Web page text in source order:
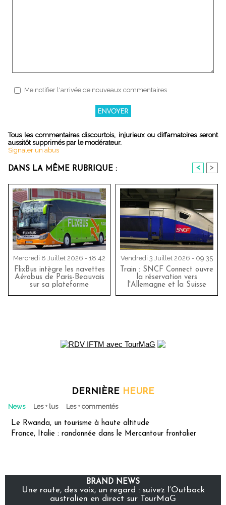
Me notifier l'arrivée de nouveaux commentaires
Tous les commentaires discourtois, injurieux ou diffamatoires seront
aussitôt supprimés par le modérateur.
Signaler un abus
DANS LA MÊME RUBRIQUE : < >
Mercredi 8 Juillet 2026 - 18:42
FlixBus intègre les navettes
Aérobus de Paris-Beauvais
sur sa plateforme
Vendredi 3 Juillet 2026 - 09:35
Train : SNCF Connect ouvre
la réservation vers
l'Allemagne et la Suisse
DERNIÈRE HEURE
News Les + lus Les + commentés
Le Rwanda, un tourisme à haute altitude
France, Italie : randonnée dans le Mercantour frontalier
BRAND NEWS
Une route, des voix, un regard : suivez l’Outback
australien en direct sur TourMaG